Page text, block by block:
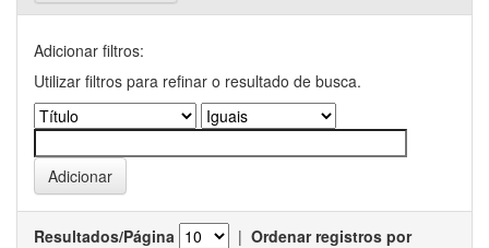
Adicionar filtros:
Utilizar filtros para refinar o resultado de busca.
Resultados/Página | Ordenar registros por